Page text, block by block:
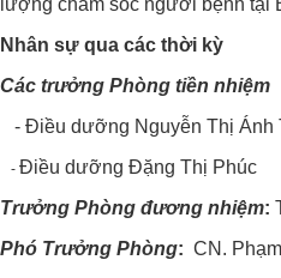
lượng chăm sóc người bệnh tại
Nhân sự qua các thời kỳ
Các trưởng Phòng tiền nhiệm
- Điều dưỡng Nguyễn Thị Ánh
- Điều dưỡng Đặng Thị Phúc
Trưởng Phòng đương nhiệm:
Phó Trưởng Phòng: CN.